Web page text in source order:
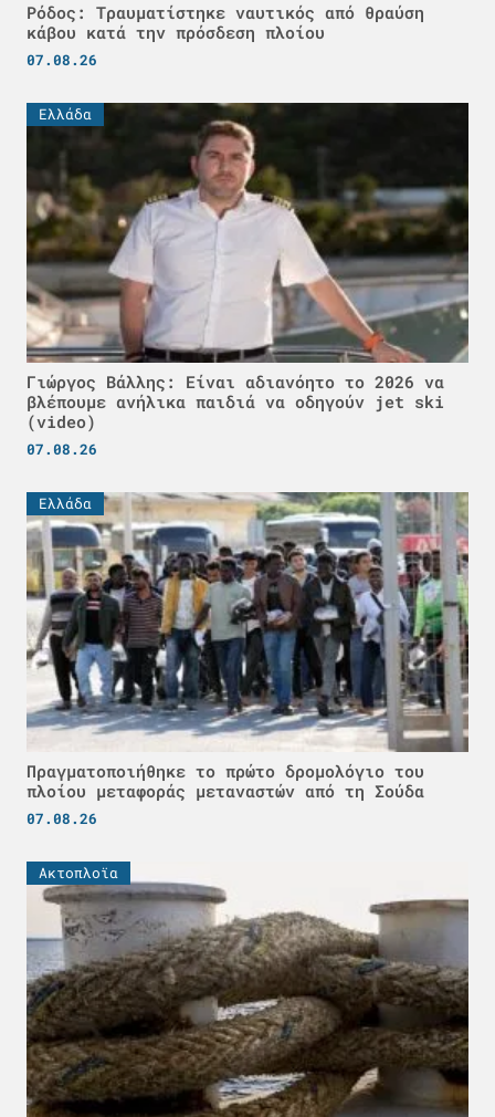
Ρόδος: Τραυματίστηκε ναυτικός από θραύση
κάβου κατά την πρόσδεση πλοίου
07.08.26
Ελλάδα
Γιώργος Βάλλης: Είναι αδιανόητο το 2026 να
βλέπουμε ανήλικα παιδιά να οδηγούν jet ski
(video)
07.08.26
Ελλάδα
Πραγματοποιήθηκε το πρώτο δρομολόγιο του
πλοίου μεταφοράς μεταναστών από τη Σούδα
07.08.26
Ακτοπλοϊα